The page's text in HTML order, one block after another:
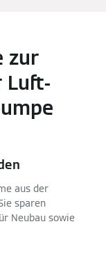
zur
Luft-
aus der
sparen
Neubau sowie